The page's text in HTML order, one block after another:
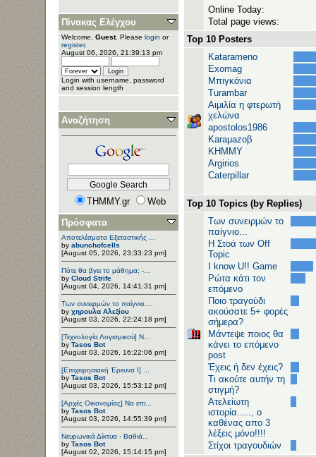
Πίνακας Ελέγχου
Welcome, Guest. Please login or
register.
August 06, 2026, 21:39:13 pm
Login with username, password
and session length
Αναζήτηση
THMMY.gr
Web
Πρόσφατα
Αποτελέσματα Εξεταστικής ...
by abunchofcells
[August 05, 2026, 23:33:23 pm]
Πότε θα βγει το μάθημα; -...
by Cloud Strife
[August 04, 2026, 14:41:31 pm]
Των συνειρμών το παίγνιο....
by χηρουλα Αλεξίου
[August 03, 2026, 22:24:18 pm]
[Τεχνολογία Λογισμικού] Ν...
by Tasos Bot
[August 03, 2026, 16:22:06 pm]
[Επιχειρησιακή Έρευνα Ι] ...
by Tasos Bot
[August 03, 2026, 15:53:12 pm]
[Αρχές Οικονομίας] Να επι...
by Tasos Bot
[August 03, 2026, 14:55:39 pm]
Νευρωνικά Δίκτυα - Βαθιά...
by Tasos Bot
[August 02, 2026, 15:14:15 pm]
Online Today:
Total page views:
Top 10 Posters
Katarameno
Exomag
Μπιγκόνια
Turambar
Αιμιλία η φτερωτή
χελώνα
apostolos1986
Karaμazoβ
ΚΗΜΜΥ
Argirios
Caterpillar
Top 10 Topics (by Replies)
Των συνειρμών το
παίγνιο...
H Στοά των Off
Topic
I know U!! Game
Ρώτα κάτι τον
επόμενο
Ποιο τραγούδι
ακούσατε 5+ φορές
σήμερα?
Μάντεψε ποιος θα
κάνει το επόμενο
post
Έχεις ή δεν έχεις?
Τι ακούτε αυτήν τη
στιγμή?
Ατελείωτη
ιστορία....., ο
καθένας απο 3
λέξεις μόνο!!!!
Στίχοι τραγουδιών